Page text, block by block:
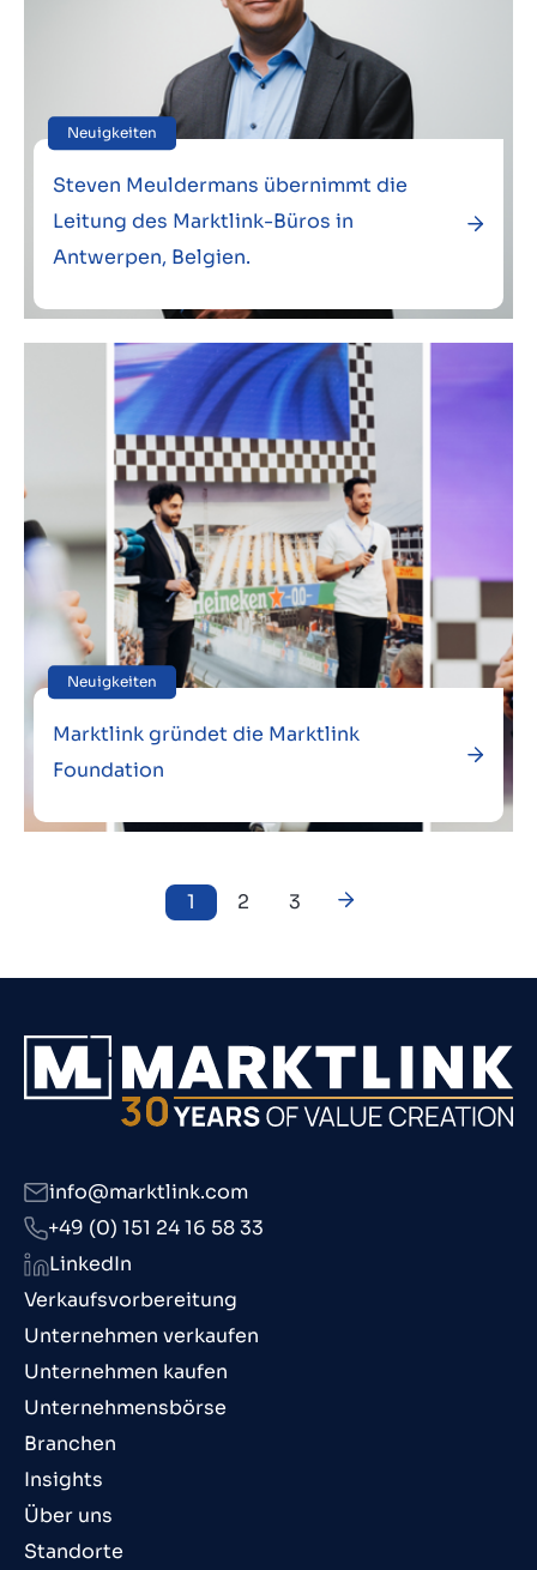
Neuigkeiten
Steven Meuldermans übernimmt die
Leitung des Marktlink-Büros in
Antwerpen, Belgien.
Neuigkeiten
Marktlink gründet die Marktlink
Foundation
1 2 3
Verkaufsvorbereitung
Unternehmen verkaufen
Unternehmen kaufen
Unternehmensbörse
Branchen
Insights
Über uns
Standorte
info@marktlink.com
+49 (0) 151 24 16 58 33
LinkedIn